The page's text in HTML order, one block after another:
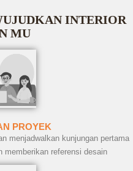
INTERIOR
MU
PROYEK
menjadwalkan kunjungan pertama
memberikan referensi desain